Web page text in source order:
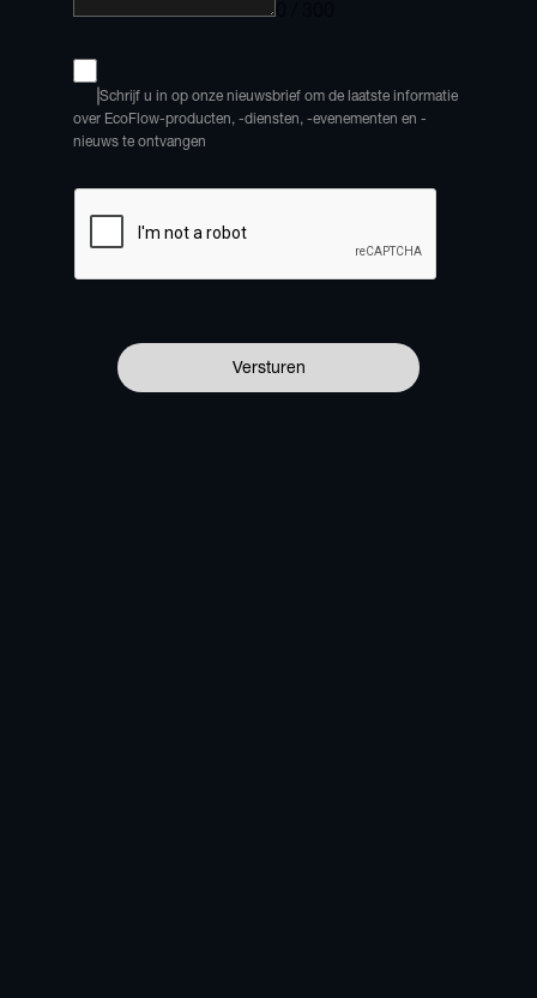
Schrijf u in op onze nieuwsbrief om de laatste informatie
over EcoFlow-producten, -diensten, -evenementen en -
nieuws te ontvangen
Versturen